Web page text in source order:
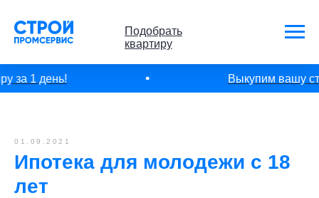
Подобрать
квартиру
за 1 день! Выкупим вашу
01.09.2021
Ипотека для молодежи с 18
лет